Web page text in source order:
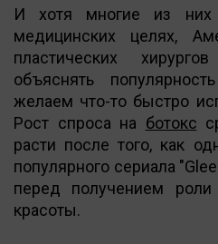
И хотя многие из
медицинских целях,
пластических
объяснять
желаем что-то быстро
Рост спроса на ботокс
расти после того, как
популярного сериала
перед получением
красоты.